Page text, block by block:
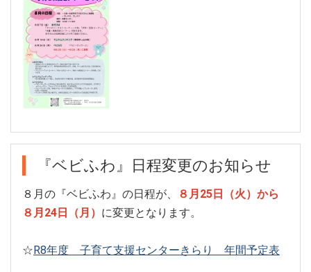
『ベビふわ』日程変更のお知らせ
８月の『ベビふわ』の日程が、
８月25日（火）から
８月24日（月） に変更となります。
☆R8年度 子育て支援センターきらり 年間予定表